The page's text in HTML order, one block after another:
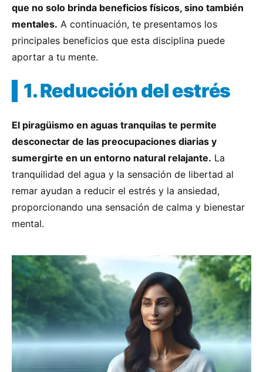
que no solo brinda beneficios físicos, sino también
mentales. A continuación, te presentamos los
principales beneficios que esta disciplina puede
aportar a tu mente.
1. Reducción del estrés
El piragüismo en aguas tranquilas te permite
desconectar de las preocupaciones diarias y
sumergirte en un entorno natural relajante. La
tranquilidad del agua y la sensación de libertad al
remar ayudan a reducir el estrés y la ansiedad,
proporcionando una sensación de calma y bienestar
mental.